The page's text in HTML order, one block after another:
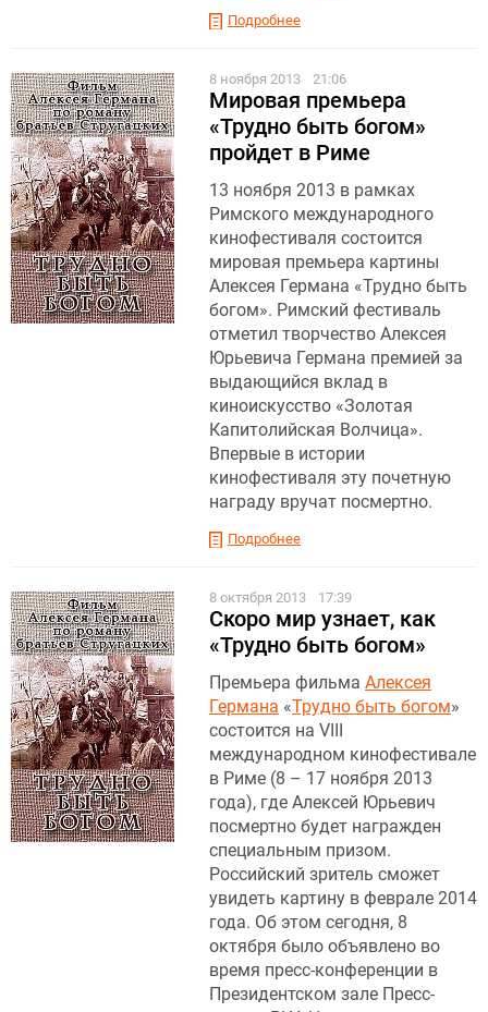
Подробнее
8 ноября 2013 21:06
Мировая премьера
«Трудно быть богом»
пройдет в Риме
13 ноября 2013 в рамках
Римского международного
кинофестиваля состоится
мировая премьера картины
Алексея Германа «Трудно быть
богом». Римский фестиваль
отметил творчество Алексея
Юрьевича Германа премией за
выдающийся вклад в
киноискусство «Золотая
Капитолийская Волчица».
Впервые в истории
кинофестиваля эту почетную
награду вручат посмертно.
Подробнее
8 октября 2013 17:39
Скоро мир узнает, как
«Трудно быть богом»
Премьера фильма Алексея
Германа «Трудно быть богом»
состоится на VIII
международном кинофестивале
в Риме (8 – 17 ноября 2013
года), где Алексей Юрьевич
посмертно будет награжден
специальным призом.
Российский зритель сможет
увидеть картину в феврале 2014
года. Об этом сегодня, 8
октября было объявлено во
время пресс-конференции в
Президентском зале Пресс-